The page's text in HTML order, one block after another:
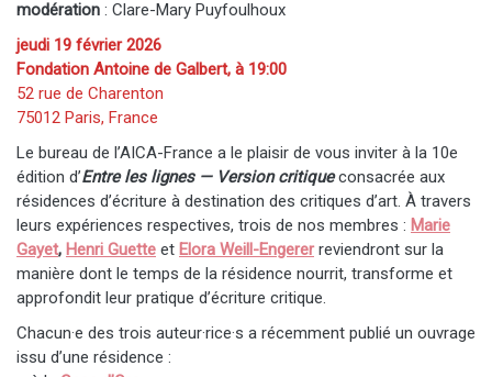
modération : Clare-Mary Puyfoulhoux
jeudi 19 février 2026
Fondation Antoine de Galbert, à 19:00
52 rue de Charenton
75012 Paris, France
Le bureau de l’AICA-France a le plaisir de vous inviter à la 10e
édition d’Entre les lignes — Version critiqueconsacrée aux
résidences d’écriture à destination des critiques d’art. À travers
leurs expériences respectives, trois de nos membres : Marie
Gayet, Henri Guette et Elora Weill-Engererreviendront sur la
manière dont le temps de la résidence nourrit, transforme et
approfondit leur pratique d’écriture critique.
Chacun·e des trois auteur·rice·s a récemment publié un ouvrage
issu d’une résidence :